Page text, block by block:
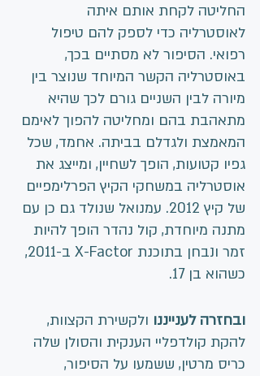
החליטה לקחת אותם איתה
לאוסטרליה כדי לספק להם טיפול
רפואי. הסיפור לא מסתיים בכך,
באוסטרליה הקשר המיוחד שנוצר בין
מיורה לבין השניים גורם לכך שהיא
מתאהבת בהם ומחליטה להפוך לאימם
המאמצת ולגדלם בביתה. אחמד, שכל
גפיו קטועות, הופך לשחיין, ומייצג את
אוסטרליה במשחקי הקיץ הפרלימפיים
של קיץ 2012. עמנואל שנולד גם כן עם
מתנה מיוחדת, קול נהדר הופך להיות
זמר ונבחן בתוכנת X-Factor ב-2011,
כשהוא בן 17.
ובחזרה לענייננו ולקשירת הקצוות,
להקת קולדפליי הענקית והסולן שלה
כריס מרטין, ששמעו על הסיפור,